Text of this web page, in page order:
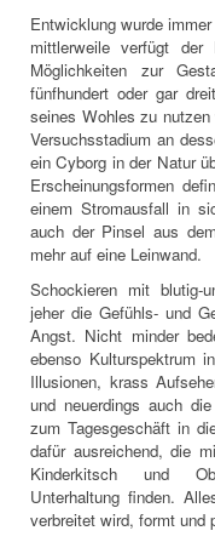
Entwicklung wurde
mittlerweile verfügt
Möglichkeiten zur
fünfhundert oder gar
seines Wohles zu
Versuchsstadium an
ein Cyborg in der Natur
Erscheinungsformen
einem Stromausfall in
auch der Pinsel aus
mehr auf eine Leinwand.
Schockieren mit blutig-
jeher die Gefühls- und
Angst. Nicht minder
ebenso Kulturspektrum
Illusionen, krass
und neuerdings auch
zum Tagesgeschäft in
dafür ausreichend, die
Kinderkitsch und
Unterhaltung finden.
verbreitet wird, formt und